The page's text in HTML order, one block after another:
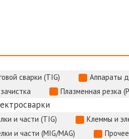
сварки (TIG)
Аппараты
Плазменная резка
и части (TIG)
Клеммы и
и части (MIG/MAG)